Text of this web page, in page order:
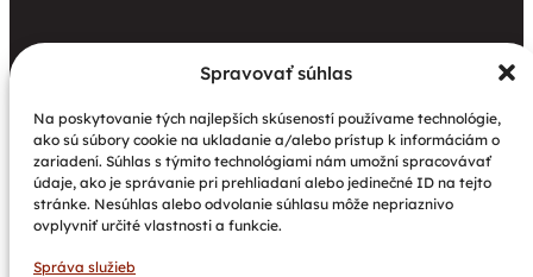
Spravovať súhlas
Na poskytovanie tých najlepších skúseností používame technológie,
ako sú súbory cookie na ukladanie a/alebo prístup k informáciám o
zariadení. Súhlas s týmito technológiami nám umožní spracovávať
údaje, ako je správanie pri prehliadaní alebo jedinečné ID na tejto
stránke. Nesúhlas alebo odvolanie súhlasu môže nepriaznivo
ovplyvniť určité vlastnosti a funkcie.
Správa služieb
Na základe hodnôt kresťanskej lásky k blížnemu a
vedomia ľudskej dôstojnosti Spišská katolícka
charita pomáha ľuďom, ktorí sa nemôžu sami o seba
postarať, či už je to v dôsledku starnutia, fyzického
alebo duševného handicapu alebo nepriaznivých
sociálnych podmienok. Hlavným poslaním Spišskej
katolíckej charity je poskytovať všeobecne prospešné